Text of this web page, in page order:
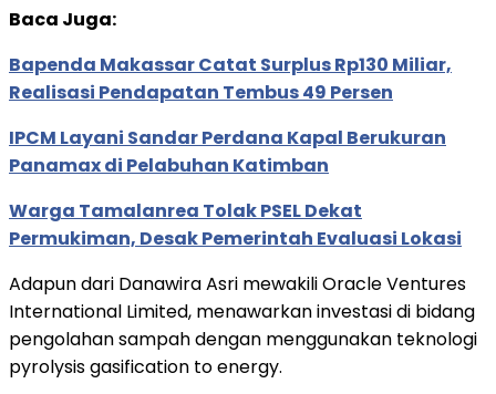
Baca Juga:
Bapenda Makassar Catat Surplus Rp130 Miliar,
Realisasi Pendapatan Tembus 49 Persen
IPCM Layani Sandar Perdana Kapal Berukuran
Panamax di Pelabuhan Katimban
Warga Tamalanrea Tolak PSEL Dekat
Permukiman, Desak Pemerintah Evaluasi Lokasi
Adapun dari Danawira Asri mewakili Oracle Ventures
International Limited, menawarkan investasi di bidang
pengolahan sampah dengan menggunakan teknologi
pyrolysis gasification to energy.